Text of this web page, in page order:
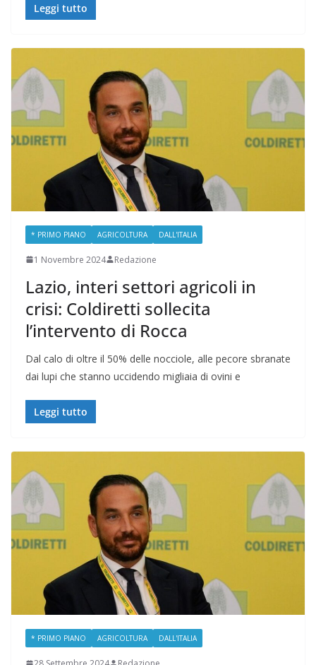
Leggi tutto
* PRIMO PIANO AGRICOLTURA DALL'ITALIA
1 Novembre 2024 Redazione
Lazio, interi settori agricoli in
crisi: Coldiretti sollecita
l’intervento di Rocca
Dal calo di oltre il 50% delle nocciole, alle pecore sbranate
dai lupi che stanno uccidendo migliaia di ovini e
Leggi tutto
* PRIMO PIANO AGRICOLTURA DALL'ITALIA